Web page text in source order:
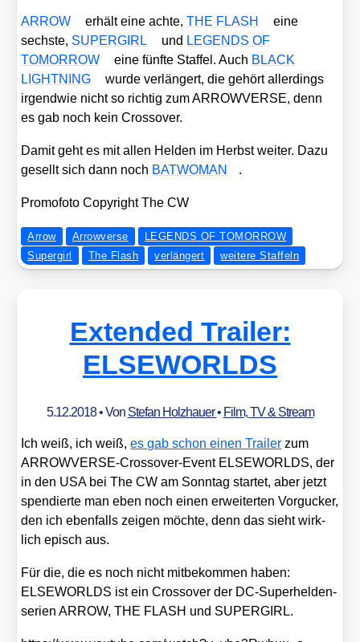
ARROW erhält eine ach­te,THE FLASH
eine
sechs­te, SUPERGIRL und LEGENDS OF
TOMORROW
eine fünf­te Staf­fel. Auch BLACK
LIGHTNING
wur­de ver­län­gert, die gehört aller­dings
irgend­wie nicht so rich­tig zum ARROWVERSE, denn
es gab noch kein Cross­over.
Damit geht es mit allen Hel­den im Herbst wei­ter. Dazu
gesellt sich dann noch BATWOMAN .
Pro­mo­fo­to Copy­right The CW
Arrow Arrowverse
LEGENDS OF TOMORROW
Supergirl
The Flash verlängert weitere Staffeln
Extended Trailer:
ELSEWORLDS
5.12.2018• Von Stefan Holzhauer• Film, TV & Stream
Ich weiß, ich weiß,es gab schon einen Trai­ler zum
ARRO­W­VER­SE-Cross­over-Event ELSEWORLDS, der
in den USA bei The CW am Sonn­tag star­tet, aber jetzt
spen­dier­te man eben noch einen erwei­ter­ten Vor­gu­cker,
den ich eben­falls zei­gen möch­te, denn das sieht wirk­
lich episch aus.
Für die, die es noch nicht mit­be­kom­men haben:
ELSEWORLDS ist ein Cross­over der DC-Super­hel­den­
se­ri­en ARROW, THE FLASH und SUPERGIRL.